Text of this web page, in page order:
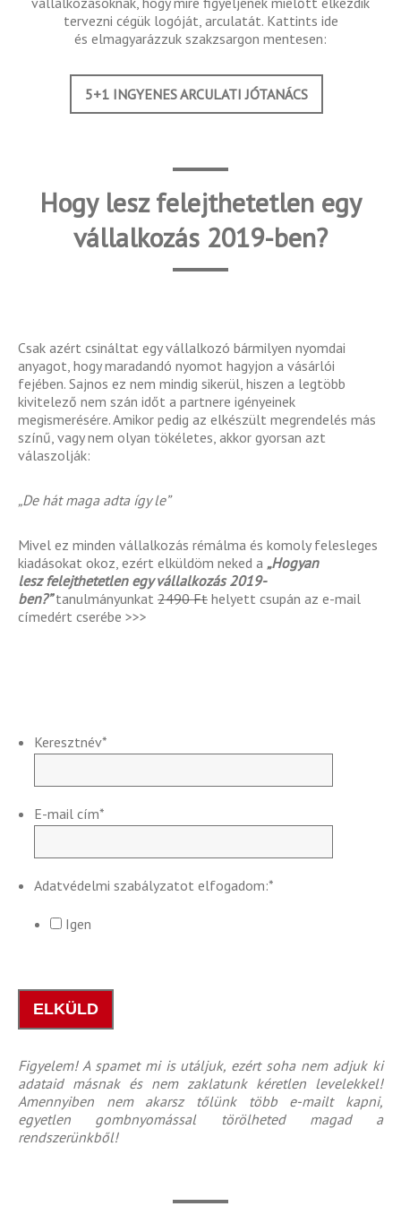
tervezni cégük logóját, arculatát. Kattints ide
és elmagyarázzuk szakzsargon mentesen:
5+1 INGYENES ARCULATI JÓTANÁCS
Hogy lesz felejthetetlen egy
vállalkozás 2019-ben?
Csak azért csináltat egy vállalkozó bármilyen nyomdai
anyagot, hogy maradandó nyomot hagyjon a vásárlói
fejében. Sajnos ez nem mindig sikerül, hiszen a legtöbb
kivitelező nem szán időt a partnere igényeinek
megismerésére. Amikor pedig az elkészült megrendelés más
színű, vagy nem olyan tökéletes, akkor gyorsan azt
válaszolják:
„De hát maga adta így le”
Mivel ez minden vállalkozás rémálma és komoly felesleges
kiadásokat okoz, ezért elküldöm neked a „Hogyan
lesz felejthetetlen egy vállalkozás 2019-
ben?”tanulmányunkat 2490 Ft helyett csupán az e-mail
címedért cserébe >>>
Keresztnév*
E-mail cím*
Adatvédelmi szabályzatot elfogadom:*
Igen
Figyelem! A spamet mi is utáljuk, ezért soha nem adjuk ki
adataid másnak és nem zaklatunk kéretlen levelekkel!
Amennyiben nem akarsz tőlünk több e-mailt kapni,
egyetlen gombnyomással törölheted magad a
rendszerünkből!